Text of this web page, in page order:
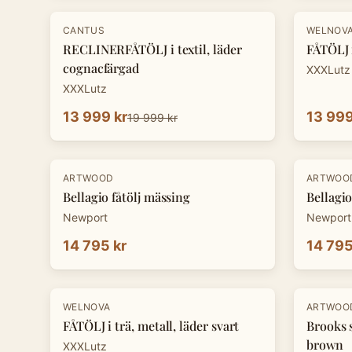
-30%
CANTUS
RECLINERFÅTÖLJ i textil, läder
cognacfärgad
XXXLutz
13 999 kr19 999 kr
-30 %
XXXLutz
13
ARTWOOD
Bellagio fåtölj mässing
Newport
14 795 kr
Newport
14
-30 %
WELNOVA
FÅTÖLJ i trä, metall, läder svart
XXXLutz
-20%
Brooks
brown